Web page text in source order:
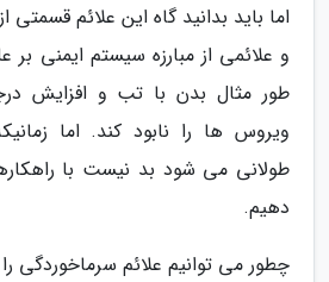
اما باید بدانید گاه این علائم قسمتی
و علائمی از مبارزه سیستم ایمنی بر
طور مثال بدن با تب و افزایش
ویروس ها را نابود کند. اما
طولانی می شود بد نیست با
دهیم.
چطور می توانیم علائم سرماخوردگی